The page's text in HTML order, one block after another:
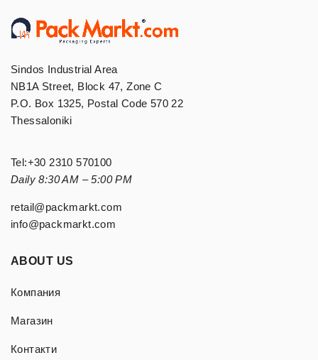
Sindos Industrial Area
NB1A Street, Block 47, Zone C
P.O. Box 1325, Postal Code 570 22
Thessaloniki
Tel:+30 2310 570100
Daily 8:30 AM – 5:00 PM
retail@packmarkt.com
info@packmarkt.com
ABOUT US
Компания
Магазин
Контакти